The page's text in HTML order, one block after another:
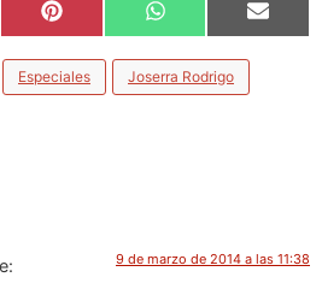
Pinterest WhatsApp Email
Especiales Joserra Rodrigo
9 de marzo de 2014 a las 11:38